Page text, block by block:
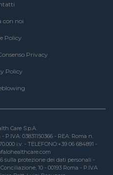
con noi
Policy
Privacy
Policy
Care S.p.A.
P.IVA: 03831150366 - REA: Roma n.
i.v. - TELEFONO:+39 06 684891 -
sulla protezione dei dati personali -
10 - 00193 Roma - P.IVA